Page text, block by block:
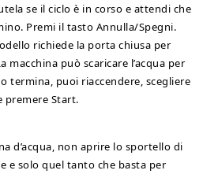
se il ciclo è in corso e attendi che
Premi il tasto Annulla/Spegni.
richiede la porta chiusa per
macchina può scaricare l’acqua per
termina, puoi riaccendere, scegliere
premere Start.
d’acqua, non aprire lo sportello di
e solo quel tanto che basta per